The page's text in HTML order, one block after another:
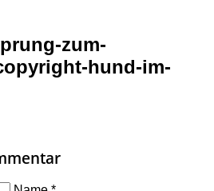
zum-
hund-im-